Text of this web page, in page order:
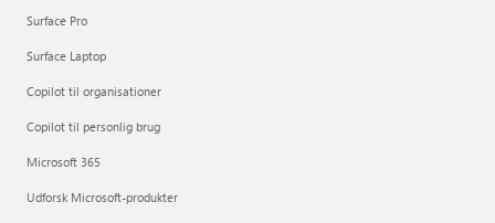
Surface Pro
Surface Laptop
Copilot til organisationer
Copilot til personlig brug
Microsoft 365
Udforsk Microsoft-produkter